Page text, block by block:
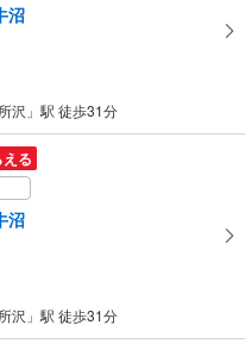
沼
沢」駅 徒歩31分
る
沼
沢」駅 徒歩31分